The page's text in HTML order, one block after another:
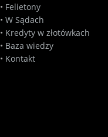
• Felietony
•W Sądach
• Kredyty w złotówkach
• Baza wiedzy
• Kontakt